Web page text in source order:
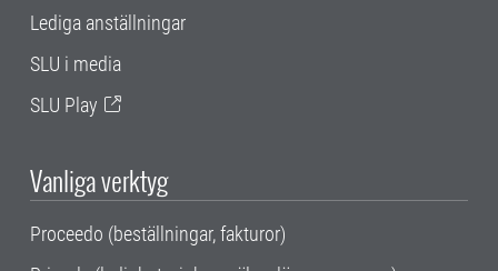
Lediga anställningar
SLU i media
SLU Play
Vanliga verktyg
Proceedo (beställningar, fakturor)